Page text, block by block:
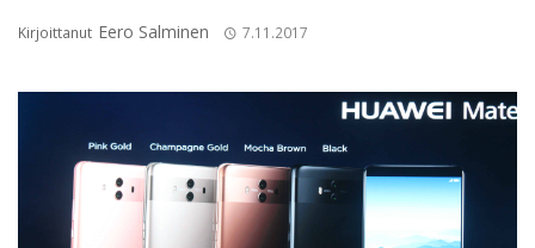
Kirjoittanut Eero Salminen 7.11.2017